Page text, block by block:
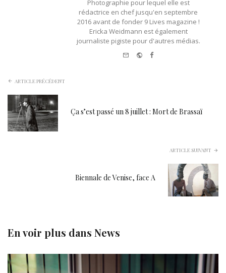
Photographie pour lequel elle est
rédactrice en chef jusqu'en septembre
2016 avant de fonder 9 Lives magazine !
Ericka Weidmann est également
journaliste pigiste pour d'autres médias.
Website
Facebook
ARTICLE PRÉCÉDENT
Ça s’est passé un 8 juillet : Mort de Brassaï
ARTICLE SUIVANT
Biennale de Venise, face A
En voir plus dans News